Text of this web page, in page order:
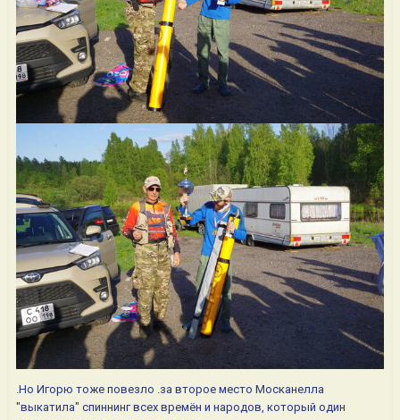
.Но Игорю тоже повезло .за второе место Москанелла
"выкатила" спиннинг всех времён и народов, который один